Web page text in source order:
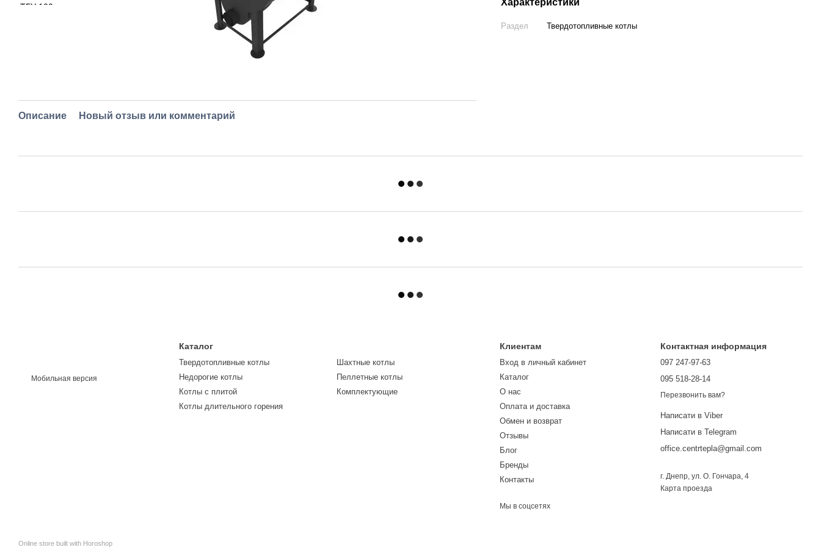
Описание Новый отзыв или комментарий
Характеристики
Раздел Твердотопливные котлы
Мобильная версия
Online store built with Horoshop
Каталог
Твердотопливные котлы
Недорогие котлы
Котлы с плитой
Котлы длительного горения
Шахтные котлы
Пеллетные котлы
Комплектующие
Клиентам
Вход в личный кабинет
Каталог
О нас
Оплата и доставка
Обмен и возврат
Отзывы
Блог
Бренды
Контакты
Мы в соцсетях
Контактная информация
097 247-97-63
095 518-28-14
Перезвонить вам?
Написати в Viber
Написати в Telegram
office.centrtepla@gmail.com
г. Днепр, ул. О. Гончара, 4
Карта проезда